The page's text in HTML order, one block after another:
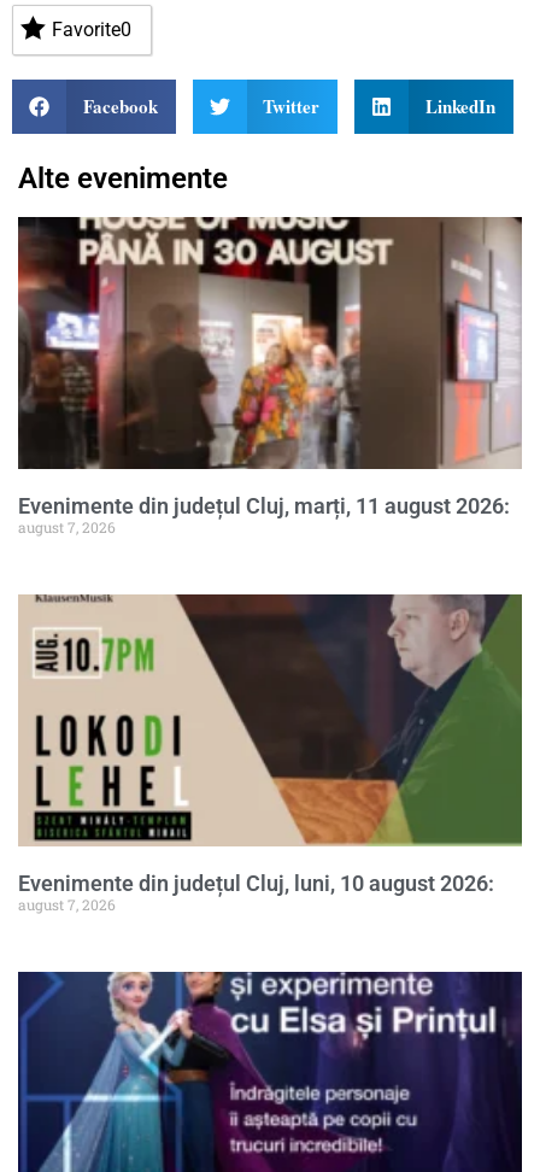
Favorite0
Facebook Twitter LinkedIn
Alte evenimente
Evenimente din județul Cluj, marți, 11 august 2026:
august 7, 2026
Evenimente din județul Cluj, luni, 10 august 2026:
august 7, 2026